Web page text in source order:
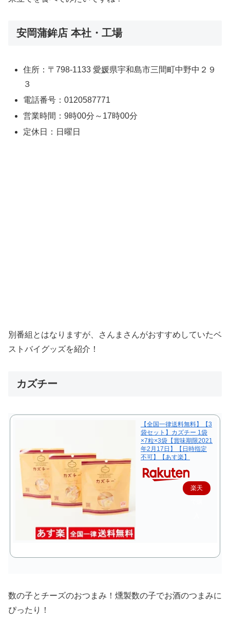
安岡蒲鉾店 本社・工場
住所：〒798-1133 愛媛県宇和島市三間町中野中２９
３
電話番号：0120587771
営業時間：9時00分～17時00分
定休日：日曜日
別番組とはなりますが、さんまさんがおすすめしていたベ
ストバイグッズを紹介！
カズチー
【全国一律送料無料】【3
袋セット】カズチー 1袋
×7粒×3袋【賞味期限2021
年2月17日】【日時指定
不可】【あす楽】
楽天
数の子とチーズのおつまみ！燻製数の子でお酒のつまみに
ぴったり！